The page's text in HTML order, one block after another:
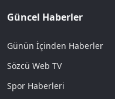
Güncel Haberler
Günün İçinden Haberler
Sözcü Web TV
Spor Haberleri